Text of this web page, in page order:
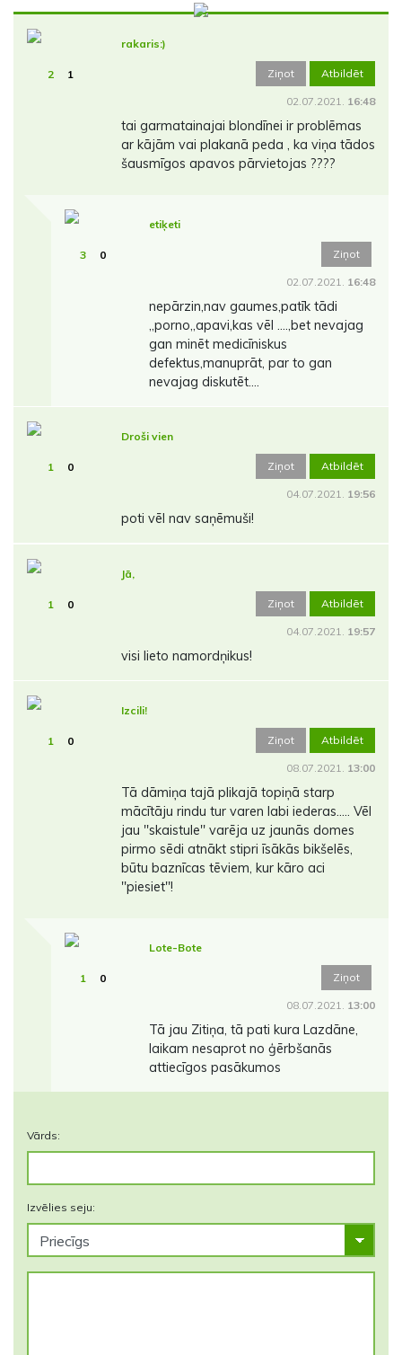
2 1
rakaris:)
Ziņot Atbildēt
02.07.2021. 16:48
tai garmatainajai blondīnei ir problēmas
ar kājām vai plakanā peda , ka viņa tādos
šausmīgos apavos pārvietojas ????
3 0
etiķeti
Ziņot
02.07.2021. 16:48
nepārzin,nav gaumes,patīk tādi
,,porno,,apavi,kas vēl ....,bet nevajag
gan minēt medicīniskus
defektus,manuprāt, par to gan
nevajag diskutēt....
1 0
Droši vien
Ziņot Atbildēt
04.07.2021. 19:56
poti vēl nav saņēmuši!
1 0
Jā,
Ziņot Atbildēt
04.07.2021. 19:57
visi lieto namordņikus!
1 0
Izcili!
Ziņot Atbildēt
08.07.2021. 13:00
Tā dāmiņa tajā plikajā topiņā starp
mācītāju rindu tur varen labi iederas..... Vēl
jau ''skaistule'' varēja uz jaunās domes
pirmo sēdi atnākt stipri īsākās bikšelēs,
būtu baznīcas tēviem, kur kāro aci
''piesiet''!
1 0
Lote-Bote
Ziņot
08.07.2021. 13:00
Tā jau Zitiņa, tā pati kura Lazdāne,
laikam nesaprot no ģērbšanās
attiecīgos pasākumos
Vārds:
Izvēlies seju: